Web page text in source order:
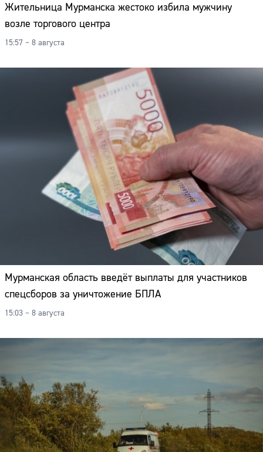
Жительница Мурманска жестоко избила мужчину
возле торгового центра
15:57 – 8 августа
Мурманская область введёт выплаты для участников
спецсборов за уничтожение БПЛА
15:03 – 8 августа